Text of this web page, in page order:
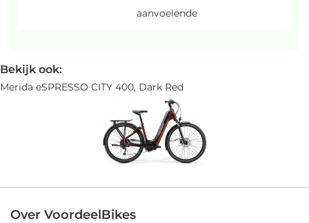
aanvoelende
Bekijk ook:
Merida eSPRESSO CITY 400, Dark Red
Over VoordeelBikes